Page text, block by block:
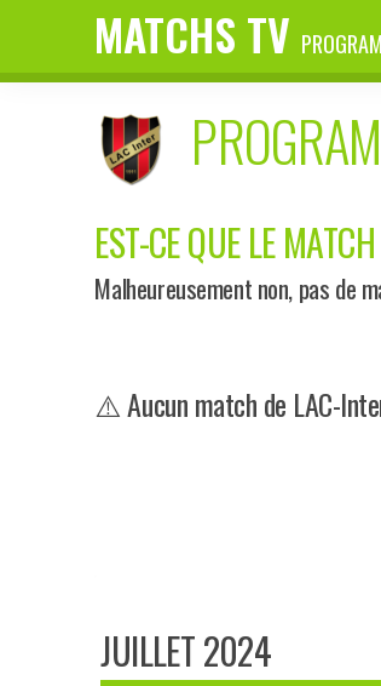
MATCHS TV
EST-CE QUE LE
Malheureusement non, pas de
⚠️ Aucun match de LAC-
JUILLET 2024